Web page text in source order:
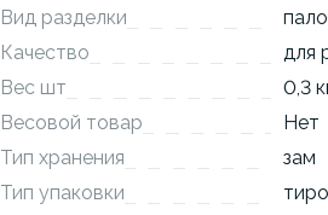
Вид разделки
Качество
для
Вес шт
0,3
Весовой товар
Нет
Тип хранения
зам
Тип упаковки